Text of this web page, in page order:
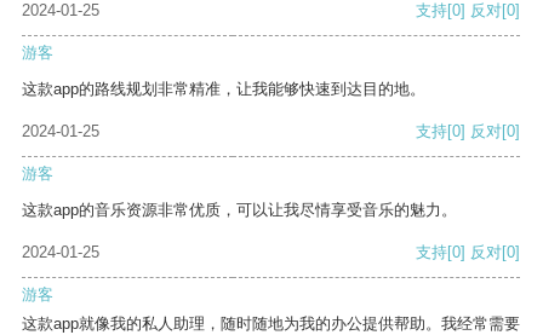
2024-01-25 支持[0] 反对[0]
游客
这款app的路线规划非常精准，让我能够快速到达目的地。
2024-01-25 支持[0] 反对[0]
游客
这款app的音乐资源非常优质，可以让我尽情享受音乐的魅力。
2024-01-25 支持[0] 反对[0]
游客
这款app就像我的私人助理，随时随地为我的办公提供帮助。我经常需要